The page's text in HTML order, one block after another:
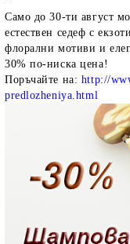
Само до 30-ти август
естествен седеф с
флорални мотиви и
30% по-ниска цена!
Поръчайте на: http://
predlozheniya.html